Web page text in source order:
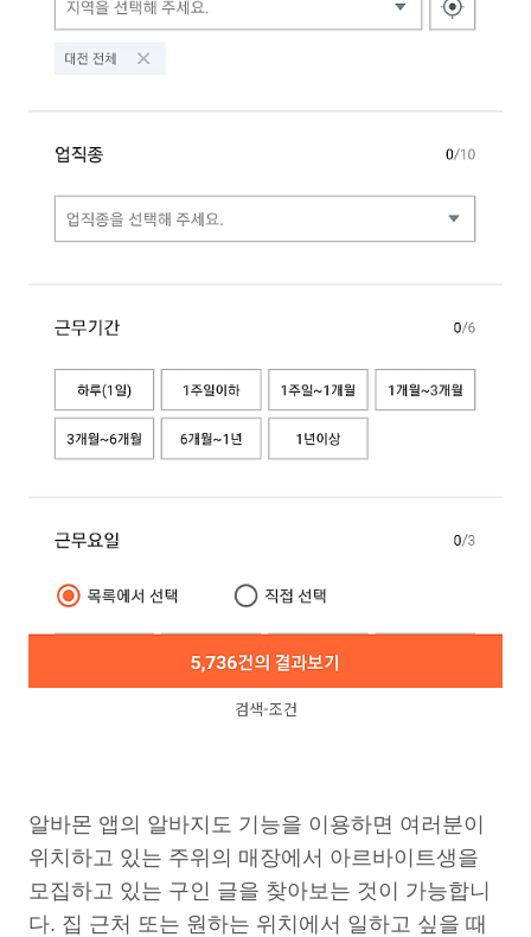
검색-조건
알바몬 앱의 알바지도 기능을 이용하면 여러분이
위치하고 있는 주위의 매장에서 아르바이트생을
모집하고 있는 구인 글을 찾아보는 것이 가능합니
다. 집 근처 또는 원하는 위치에서 일하고 싶을 때